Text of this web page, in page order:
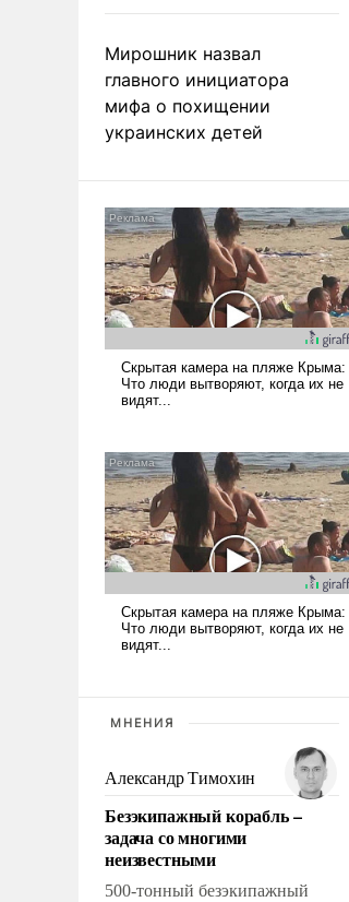
Мирошник назвал
главного инициатора
мифа о похищении
украинских детей
МНЕНИЯ
Александр Тимохин
Безэкипажный корабль –
задача со многими
неизвестными
500-тонный безэкипажный